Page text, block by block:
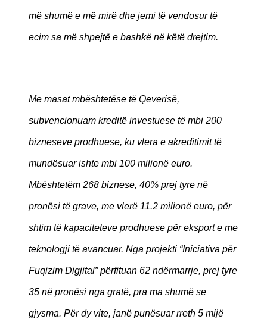
më shumë e më mirë dhe jemi të vendosur të
ecim sa më shpejtë e bashkë në këtë drejtim.
Me masat mbështetëse të Qeverisë,
subvencionuam kreditë investuese të mbi 200
bizneseve prodhuese, ku vlera e akreditimit të
mundësuar ishte mbi 100 milionë euro.
Mbështetëm 268 biznese, 40% prej tyre në
pronësi të grave, me vlerë 11.2 milionë euro, për
shtim të kapaciteteve prodhuese për eksport e me
teknologji të avancuar. Nga projekti “Iniciativa për
Fuqizim Digjital” përfituan 62 ndërmarrje, prej tyre
35 në pronësi nga gratë, pra ma shumë se
gjysma. Për dy vite, janë punësuar rreth 5 mijë